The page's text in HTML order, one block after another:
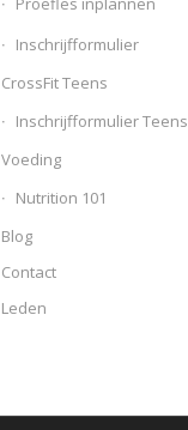
Inschrijfformulier
CrossFit Teens
Inschrijfformulier Teens
Voeding
Nutrition 101
Blog
Contact
Leden